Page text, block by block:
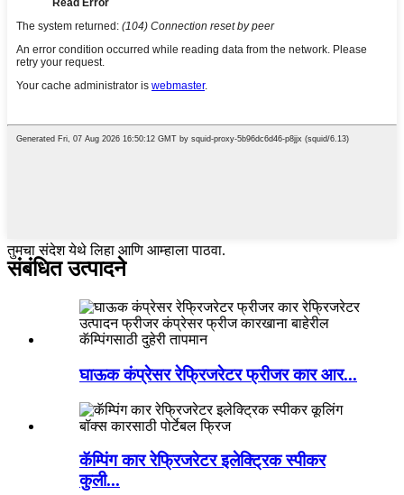
तुमचा संदेश येथे लिहा आणि आम्हाला पाठवा.
संबंधित उत्पादने
घाऊक कंप्रेसर रेफ्रिजरेटर फ्रीजर कार आर...
कॅम्पिंग कार रेफ्रिजरेटर इलेक्ट्रिक स्पीकर
कुली...